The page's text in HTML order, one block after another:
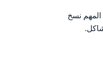
المهم نسخ